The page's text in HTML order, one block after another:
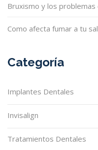
Bruxismo y los problemas
Como afecta fumar a tu
Categoría
Implantes Dentales
Invisalign
Tratamientos Dentales